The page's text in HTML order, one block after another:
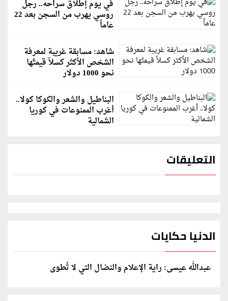
في يوم إطلاق سراحه.. رجل
روسي يهرب من السجن بعد 22
عاماً
شاهد: مسابقة غريبة لمعرفة
الشخص الأكثر كسلاً قيمتُها
نحو 1000 دولار
البناطيل والشعر والكوكا كولا..
أغرب الممنوعات في كوريا
الشمالية
التعليقات
الدنيا حكايات
عبدالله عيسى: راية الإعلام والنضال التي لا تُطوى